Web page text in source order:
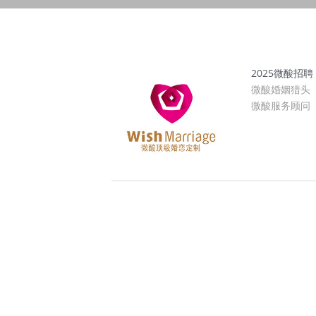
2025微酸招聘
微酸婚姻猎头
微酸服务顾问